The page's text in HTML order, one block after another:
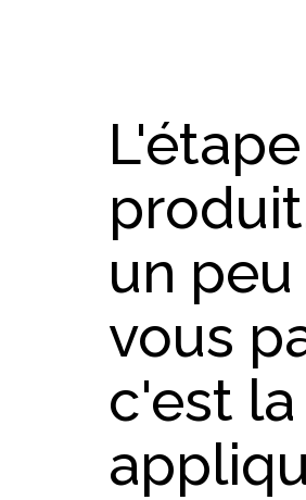
un
vous
c'est